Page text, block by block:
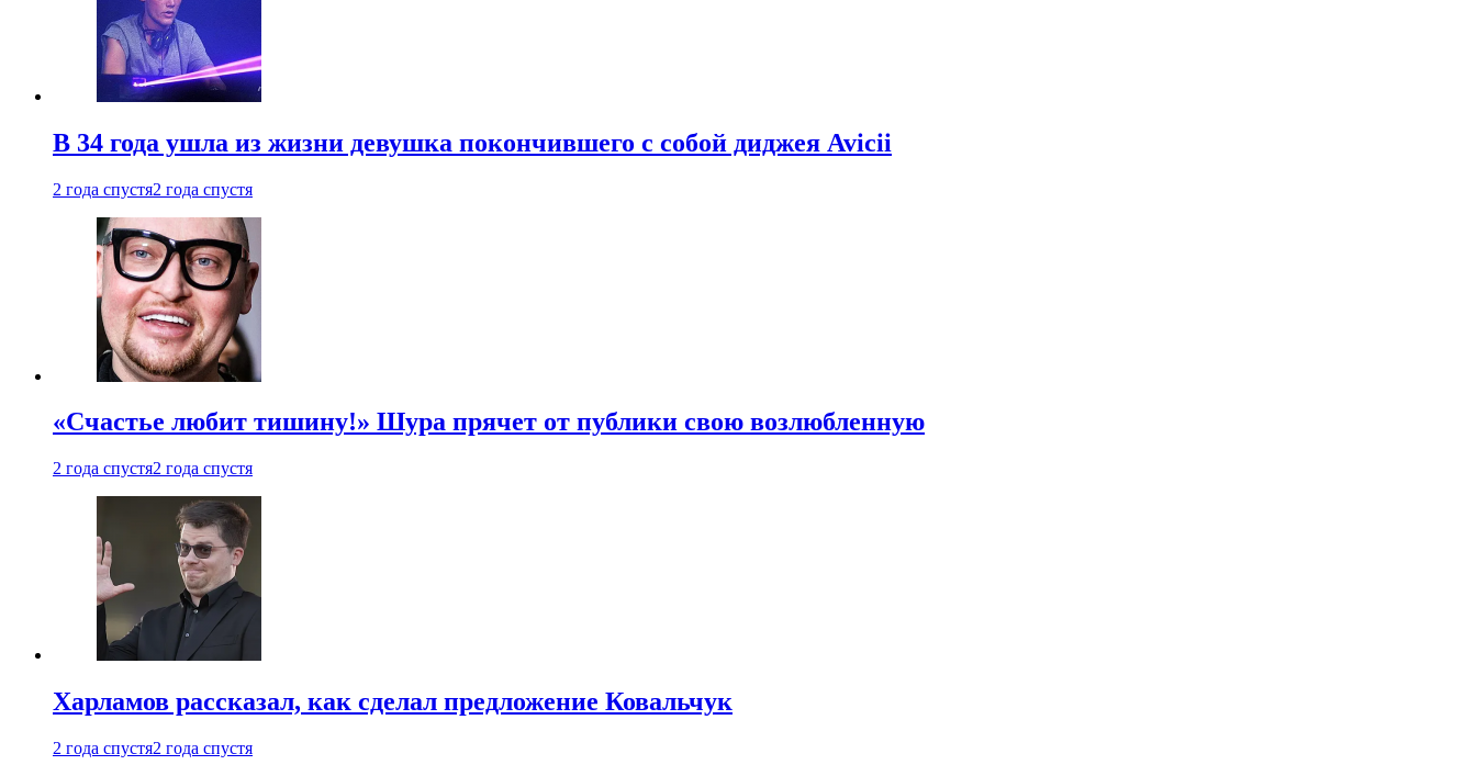
В 34 года ушла из жизни девушка покончившего с собой диджея Avicii
2 года спустя2 года спустя
«Счастье любит тишину!» Шура прячет от публики свою возлюбленную
2 года спустя2 года спустя
Харламов рассказал, как сделал предложение Ковальчук
2 года спустя2 года спустя